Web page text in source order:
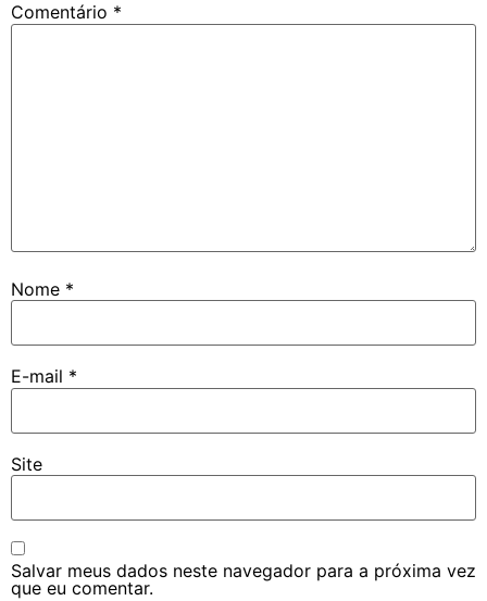
Comentário *
Nome *
E-mail *
Site
Salvar meus dados neste navegador para a próxima vez
que eu comentar.